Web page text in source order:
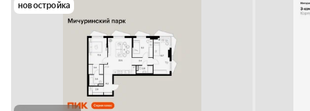
новостройка